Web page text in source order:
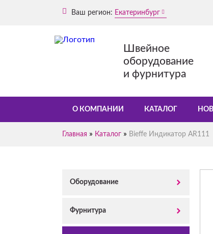
Ваш регион: Екатеринбург
Швейное
оборудование
и фурнитура
О КОМПАНИИ КАТАЛОГ
Главная » Каталог » Bieffe Индикатор AR111
Оборудование
Фурнитура